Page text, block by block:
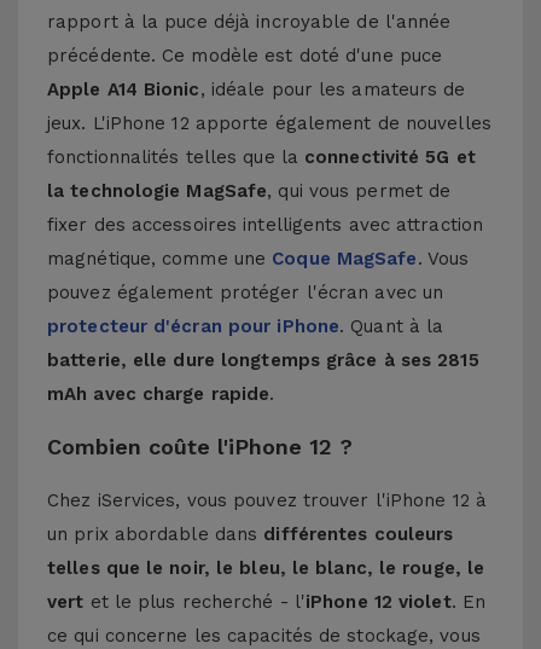
rapport à la puce déjà incroyable de l'année
précédente. Ce modèle est doté d'une puce
Apple A14 Bionic, idéale pour les amateurs de
jeux. L'iPhone 12 apporte également de nouvelles
fonctionnalités telles que la connectivité 5G et
la technologie MagSafe, qui vous permet de
fixer des accessoires intelligents avec attraction
magnétique, comme une Coque MagSafe. Vous
pouvez également protéger l'écran avec un
protecteur d'écran pour iPhone. Quant à la
batterie, elle dure longtemps grâce à ses 2815
mAh avec charge rapide.
Combien coûte l'iPhone 12 ?
Chez iServices, vous pouvez trouver l'iPhone 12 à
un prix abordable dans différentes couleurs
telles que le noir, le bleu, le blanc, le rouge, le
vert et le plus recherché - l'iPhone 12 violet. En
ce qui concerne les capacités de stockage, vous